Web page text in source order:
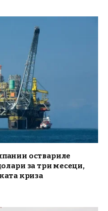
оствариле
за три месеци,
криза